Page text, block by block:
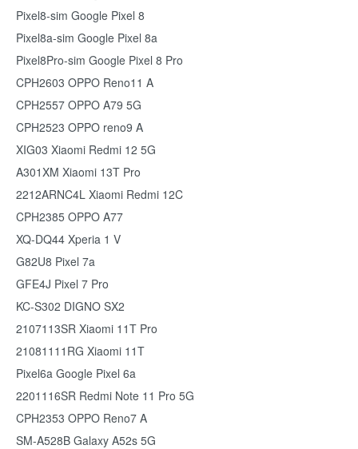
Pixel8-sim Google Pixel 8
Pixel8a-sim Google Pixel 8a
Pixel8Pro-sim Google Pixel 8 Pro
CPH2603 OPPO Reno11 A
CPH2557 OPPO A79 5G
CPH2523 OPPO reno9 A
XIG03 Xiaomi Redmi 12 5G
A301XM Xiaomi 13T Pro
2212ARNC4L Xiaomi Redmi 12C
CPH2385 OPPO A77
XQ-DQ44 Xperia 1 V
G82U8 Pixel 7a
GFE4J Pixel 7 Pro
KC-S302 DIGNO SX2
2107113SR Xiaomi 11T Pro
21081111RG Xiaomi 11T
Pixel6a Google Pixel 6a
2201116SR Redmi Note 11 Pro 5G
CPH2353 OPPO Reno7 A
SM-A528B Galaxy A52s 5G